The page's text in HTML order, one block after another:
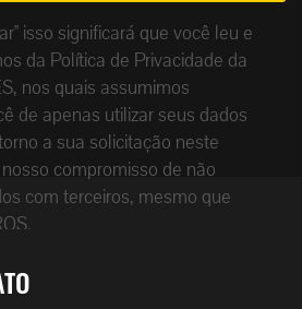
isso significará que você leu e
da Política de Privacidade da
nos quais assumimos
de apenas utilizar seus dados
a sua solicitação neste
compromisso de não
com terceiros, mesmo que